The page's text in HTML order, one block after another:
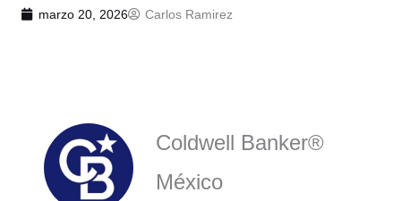
marzo 20, 2026 Carlos Ramirez
Coldwell Banker®
México